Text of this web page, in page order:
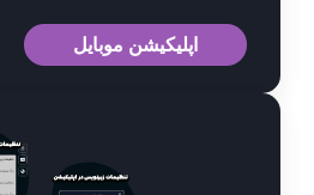
اپلیکیشن موبایل